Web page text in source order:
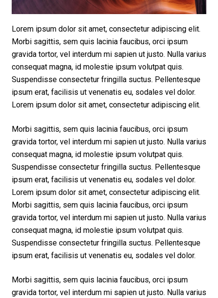
Lorem ipsum dolor sit amet, consectetur adipiscing elit.
Morbi sagittis, sem quis lacinia faucibus, orci ipsum
gravida tortor, vel interdum mi sapien ut justo. Nulla varius
consequat magna, id molestie ipsum volutpat quis.
Suspendisse consectetur fringilla suctus. Pellentesque
ipsum erat, facilisis ut venenatis eu, sodales vel dolor.
Lorem ipsum dolor sit amet, consectetur adipiscing elit.
Morbi sagittis, sem quis lacinia faucibus, orci ipsum
gravida tortor, vel interdum mi sapien ut justo. Nulla varius
consequat magna, id molestie ipsum volutpat quis.
Suspendisse consectetur fringilla suctus. Pellentesque
ipsum erat, facilisis ut venenatis eu, sodales vel dolor.
Lorem ipsum dolor sit amet, consectetur adipiscing elit.
Morbi sagittis, sem quis lacinia faucibus, orci ipsum
gravida tortor, vel interdum mi sapien ut justo. Nulla varius
consequat magna, id molestie ipsum volutpat quis.
Suspendisse consectetur fringilla suctus. Pellentesque
ipsum erat, facilisis ut venenatis eu, sodales vel dolor.
Morbi sagittis, sem quis lacinia faucibus, orci ipsum
gravida tortor, vel interdum mi sapien ut justo. Nulla varius